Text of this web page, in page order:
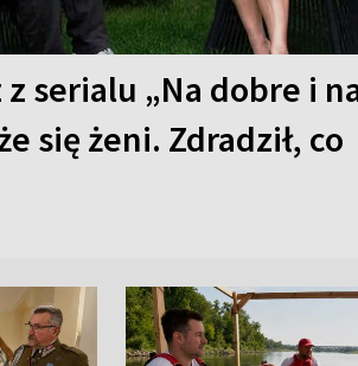
serialu „Na dobre i
się żeni. Zdradził, co